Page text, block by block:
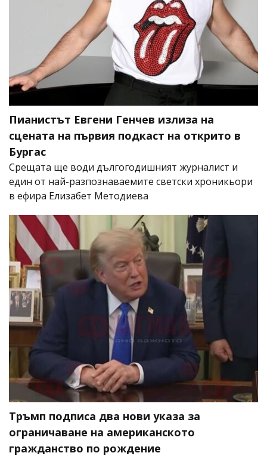
Пианистът Евгени Генчев излиза на
сцената на първия подкаст на открито в
Бургас
Срещата ще води дългогодишният журналист и
един от най-разпознаваемите светски хроникьори
в ефира Елизабет Методиева
Тръмп подписа два нови указа за
ограничаване на американското
гражданство по рождение